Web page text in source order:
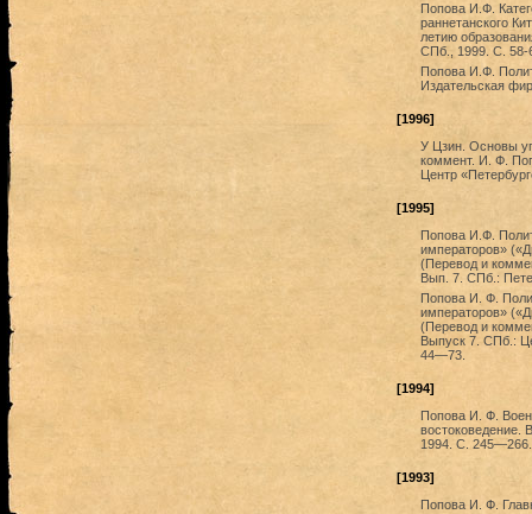
Попова И.Ф.
раннетанского
летию
СПб., 1999. С. 58-
Попова И.Ф.
Издательская
[1996]
У Цзин. Основы
коммент. И. Ф.
Центр
[1995]
Попова И.Ф.
императоров»
(Перевод и
Вып. 7. СПб.:
Попова И. Ф.
императоров»
(Перевод и
Выпуск 7. СПб.:
44—73.
[1994]
Попова И. Ф.
востоковедение.
1994. С. 245—266.
[1993]
Попова И. Ф.